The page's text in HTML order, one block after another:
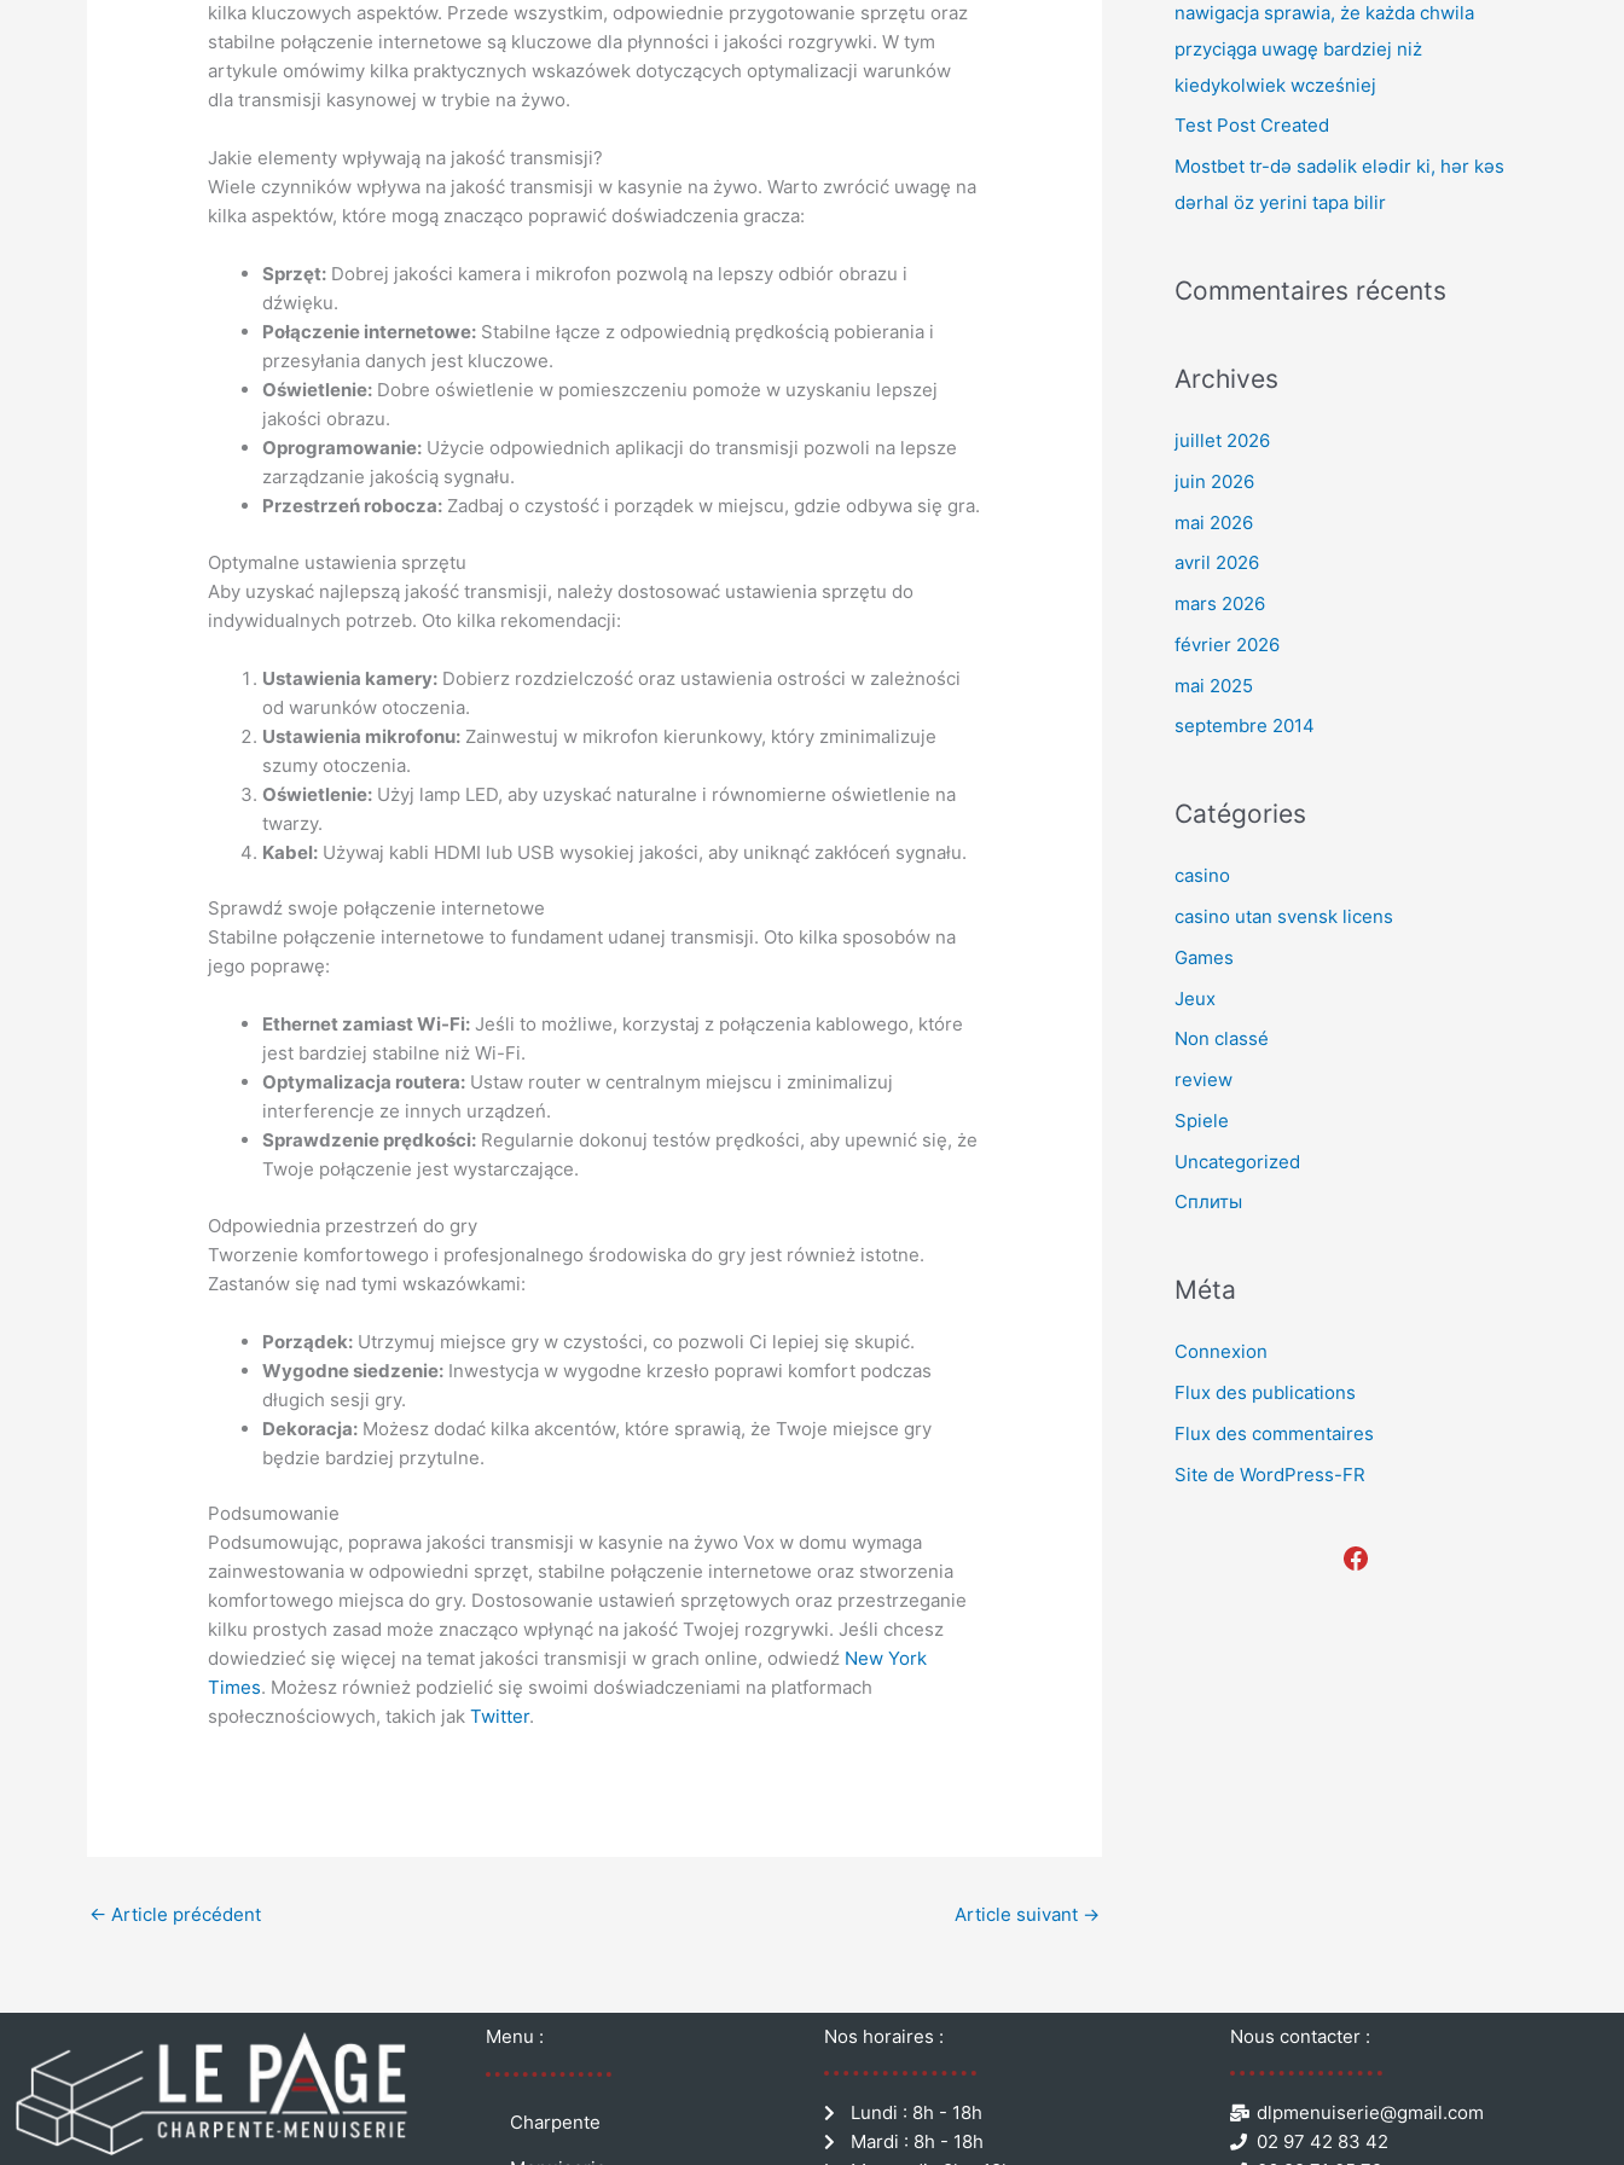
kilka kluczowych aspektów. Przede wszystkim, odpowiednie przygotowanie sprzętu oraz
stabilne połączenie internetowe są kluczowe dla płynności i jakości rozgrywki. W tym
artykule omówimy kilka praktycznych wskazówek dotyczących optymalizacji warunków
dla transmisji kasynowej w trybie na żywo.
Jakie elementy wpływają na jakość transmisji?
Wiele czynników wpływa na jakość transmisji w kasynie na żywo. Warto zwrócić uwagę na
kilka aspektów, które mogą znacząco poprawić doświadczenia gracza:
Sprzęt: Dobrej jakości kamera i mikrofon pozwolą na lepszy odbiór obrazu i
dźwięku.
Połączenie internetowe: Stabilne łącze z odpowiednią prędkością pobierania i
przesyłania danych jest kluczowe.
Oświetlenie: Dobre oświetlenie w pomieszczeniu pomoże w uzyskaniu lepszej
jakości obrazu.
Oprogramowanie: Użycie odpowiednich aplikacji do transmisji pozwoli na lepsze
zarządzanie jakością sygnału.
Przestrzeń robocza: Zadbaj o czystość i porządek w miejscu, gdzie odbywa się gra.
Optymalne ustawienia sprzętu
Aby uzyskać najlepszą jakość transmisji, należy dostosować ustawienia sprzętu do
indywidualnych potrzeb. Oto kilka rekomendacji:
Ustawienia kamery: Dobierz rozdzielczość oraz ustawienia ostrości w zależności
od warunków otoczenia.
Ustawienia mikrofonu: Zainwestuj w mikrofon kierunkowy, który zminimalizuje
szumy otoczenia.
Oświetlenie: Użyj lamp LED, aby uzyskać naturalne i równomierne oświetlenie na
twarzy.
Kabel: Używaj kabli HDMI lub USB wysokiej jakości, aby uniknąć zakłóceń sygnału.
Sprawdź swoje połączenie internetowe
Stabilne połączenie internetowe to fundament udanej transmisji. Oto kilka sposobów na
jego poprawę:
Ethernet zamiast Wi-Fi: Jeśli to możliwe, korzystaj z połączenia kablowego, które
jest bardziej stabilne niż Wi-Fi.
Optymalizacja routera: Ustaw router w centralnym miejscu i zminimalizuj
interferencje ze innych urządzeń.
Sprawdzenie prędkości: Regularnie dokonuj testów prędkości, aby upewnić się, że
Twoje połączenie jest wystarczające.
Odpowiednia przestrzeń do gry
Tworzenie komfortowego i profesjonalnego środowiska do gry jest również istotne.
Zastanów się nad tymi wskazówkami:
Porządek: Utrzymuj miejsce gry w czystości, co pozwoli Ci lepiej się skupić.
Wygodne siedzenie: Inwestycja w wygodne krzesło poprawi komfort podczas
długich sesji gry.
Dekoracja: Możesz dodać kilka akcentów, które sprawią, że Twoje miejsce gry
będzie bardziej przytulne.
Podsumowanie
Podsumowując, poprawa jakości transmisji w kasynie na żywo Vox w domu wymaga
zainwestowania w odpowiedni sprzęt, stabilne połączenie internetowe oraz stworzenia
komfortowego miejsca do gry. Dostosowanie ustawień sprzętowych oraz przestrzeganie
kilku prostych zasad może znacząco wpłynąć na jakość Twojej rozgrywki. Jeśli chcesz
dowiedzieć się więcej na temat jakości transmisji w grach online, odwiedź New York
Times. Możesz również podzielić się swoimi doświadczeniami na platformach
społecznościowych, takich jakTwitter.
← Article précédent Article suivant →
r
:
nawigacja sprawia, że każda chwila
przyciąga uwagę bardziej niż
kiedykolwiek wcześniej
Test Post Created
Mostbet tr-də sadəlik elədir ki, hər kəs
dərhal öz yerini tapa bilir
Commentaires récents
Archives
juillet 2026
juin 2026
mai 2026
avril 2026
mars 2026
février 2026
mai 2025
septembre 2014
Catégories
casino
casino utan svensk licens
Games
Jeux
Non classé
review
Spiele
Uncategorized
Сплиты
Méta
Connexion
Flux des publications
Flux des commentaires
Site de WordPress-FR
Menu :
Charpente
Nos horaires :
Lundi : 8h - 18h
Mardi : 8h - 18h
Nous contacter :
dlpmenuiserie@gmail.com
02 97 42 83 42